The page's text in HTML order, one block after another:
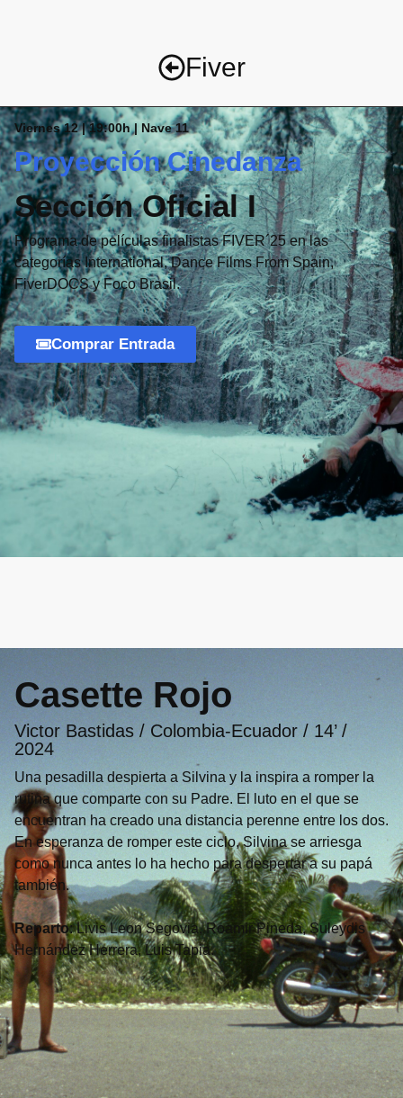
Fiver
Viernes 12 | 19:00h | Nave 11
Proyección Cinedanza
Sección Oficial I
Programa de películas finalistas FIVER´25 en las
categorías International, Dance Films From Spain,
FiverDOCS y Foco Brasil.
Comprar Entrada
Casette Rojo
Victor Bastidas / Colombia-Ecuador / 14’ /
2024
Una pesadilla despierta a Silvina y la inspira a romper la
rutina que comparte con su Padre. El luto en el que se
encuentran ha creado una distancia perenne entre los dos.
En esperanza de romper este ciclo, Silvina se arriesga
como nunca antes lo ha hecho para despertar a su papá
también.
Reparto: Livis Leon Segovia, Roamir Pineda, Suleydis
Hernández Herrera, Luis Tapia.